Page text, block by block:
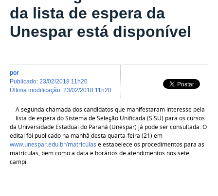
da lista de espera da
Unespar está disponível
por
publicado: 23/02/2018 11h20
última modificação: 23/02/2018 11h20
A segunda chamada dos candidatos que manifestaram interesse pela
lista de espera do Sistema de Seleção Unificada (SiSU) para os cursos
da Universidade Estadual do Paraná (Unespar) já pode ser consultada. O
edital foi publicado na manhã desta quarta-feira (21) em
www.unespar.edu.br/matriculas e estabelece os procedimentos para as
matrículas, bem como a data e horários de atendimentos nos sete
campi.